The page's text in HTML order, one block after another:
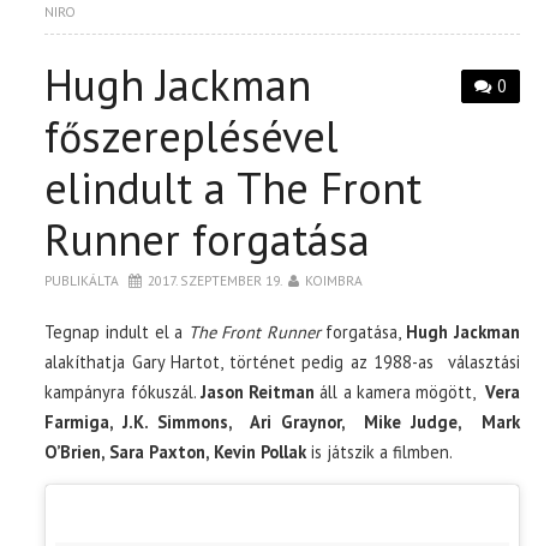
NIRO
0
Hugh Jackman
főszereplésével
elindult a The Front
Runner forgatása
PUBLIKÁLTA 2017. SZEPTEMBER 19. KOIMBRA
Tegnap indult el a The Front Runnerforgatása, Hugh Jackman
alakíthatja Gary Hartot, történet pedig az 1988-as választási
kampányra fókuszál. Jason Reitman áll a kamera mögött, Vera
Farmiga, J.K. Simmons, Ari Graynor, Mike Judge, Mark
O’Brien, Sara Paxton, Kevin Pollak is játszik a filmben.